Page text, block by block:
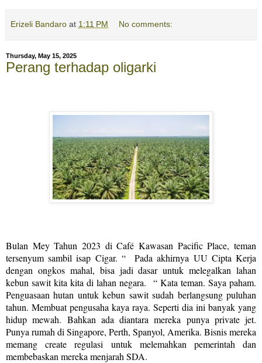
Erizeli Bandaro at 1:11 PM No comments:
Thursday, May 15, 2025
Perang terhadap oligarki
Bulan Mey Tahun 2023 di Café Kawasan Pacific Place, teman
tersenyum sambil isap Cigar. “
Pada akhirnya UU Cipta Kerja
dengan ongkos mahal, bisa jadi dasar untuk melegalkan lahan
kebun sawit kita kita di lahan negara.
“ Kata teman. Saya paham.
Penguasaan hutan untuk kebun sawit sudah berlangsung puluhan
tahun. Membuat pengusaha kaya raya. Seperti dia ini banyak yang
hidup mewah. Bahkan ada diantara mereka punya private jet.
Punya rumah di Singapore, Perth, Spanyol, Amerika. Bisnis mereka
memang create regulasi untuk melemahkan pemerintah dan
membebaskan mereka menjarah SDA.